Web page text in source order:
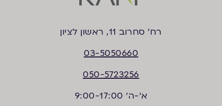
רח’ סחרוב 11, ראשון לציון
03-5050660
050-5723256
א'-ה' 9:00-17:00